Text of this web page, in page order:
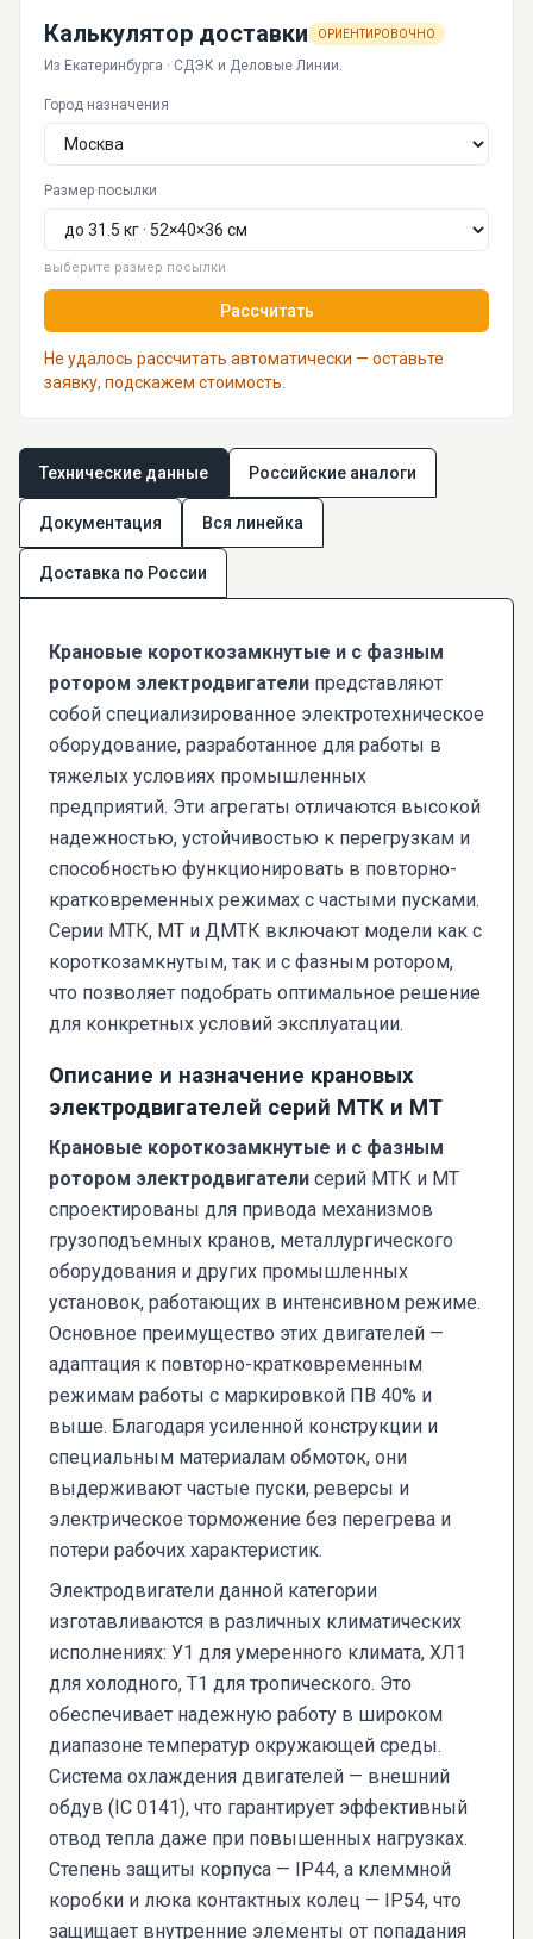
Калькулятор доставки ОРИЕНТИРОВОЧНО
Из Екатеринбурга · СДЭК и Деловые Линии.
Город назначения
Размер посылки
выберите размер посылки
Рассчитать
Не удалось рассчитать автоматически — оставьте
заявку, подскажем стоимость.
Технические данные Российские аналоги
Документация Вся линейка
Доставка по России
Крановые короткозамкнутые и с фазным
ротором электродвигатели представляют
собой специализированное электротехническое
оборудование, разработанное для работы в
тяжелых условиях промышленных
предприятий. Эти агрегаты отличаются высокой
надежностью, устойчивостью к перегрузкам и
способностью функционировать в повторно-
кратковременных режимах с частыми пусками.
Серии МТК, МТ и ДМТК включают модели как с
короткозамкнутым, так и с фазным ротором,
что позволяет подобрать оптимальное решение
для конкретных условий эксплуатации.
Описание и назначение крановых
электродвигателей серий МТК и МТ
Крановые короткозамкнутые и с фазным
ротором электродвигатели серий МТК и МТ
спроектированы для привода механизмов
грузоподъемных кранов, металлургического
оборудования и других промышленных
установок, работающих в интенсивном режиме.
Основное преимущество этих двигателей —
адаптация к повторно-кратковременным
режимам работы с маркировкой ПВ 40% и
выше. Благодаря усиленной конструкции и
специальным материалам обмоток, они
выдерживают частые пуски, реверсы и
электрическое торможение без перегрева и
потери рабочих характеристик.
Электродвигатели данной категории
изготавливаются в различных климатических
исполнениях: У1 для умеренного климата, ХЛ1
для холодного, Т1 для тропического. Это
обеспечивает надежную работу в широком
диапазоне температур окружающей среды.
Система охлаждения двигателей — внешний
обдув (IC 0141), что гарантирует эффективный
отвод тепла даже при повышенных нагрузках.
Степень защиты корпуса — IP44, а клеммной
коробки и люка контактных колец — IP54, что
защищает внутренние элементы от попадания